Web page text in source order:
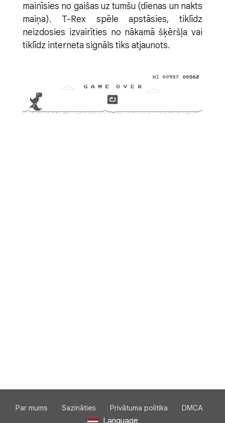
mainīsies no gaišas uz tumšu (dienas un nakts
maiņa). T-Rex spēle apstāsies, tiklīdz
neizdosies izvairīties no nākamā šķēršļa vai
tiklīdz interneta signāls tiks atjaunots.
Par mums Sazināties Privātuma politika DMCA
Language